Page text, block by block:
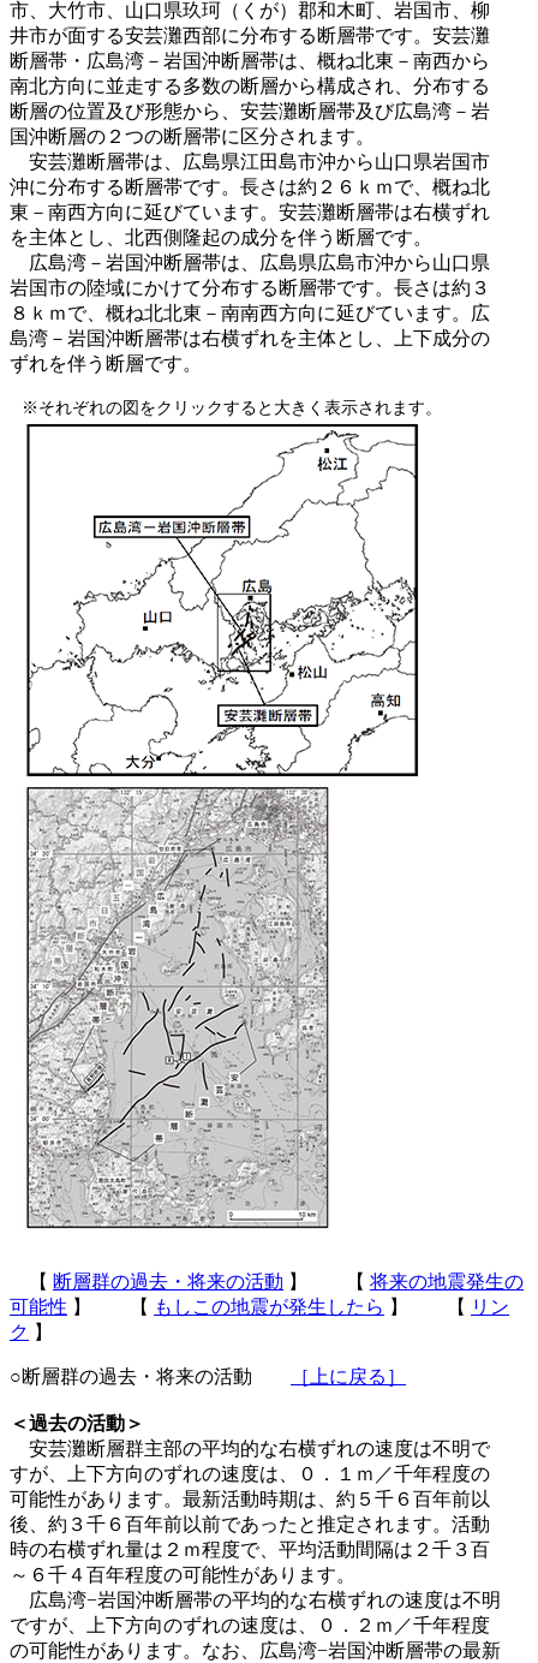
市、大竹市、山口県玖珂（くが）郡和木町、岩国市、柳
井市が面する安芸灘西部に分布する断層帯です。安芸灘
断層帯・広島湾－岩国沖断層帯は、概ね北東－南西から
南北方向に並走する多数の断層から構成され、分布する
断層の位置及び形態から、安芸灘断層帯及び広島湾－岩
国沖断層の２つの断層帯に区分されます。
安芸灘断層帯は、広島県江田島市沖から山口県岩国市
沖に分布する断層帯です。長さは約２６ｋｍで、概ね北
東－南西方向に延びています。安芸灘断層帯は右横ずれ
を主体とし、北西側隆起の成分を伴う断層です。
広島湾－岩国沖断層帯は、広島県広島市沖から山口県
岩国市の陸域にかけて分布する断層帯です。長さは約３
８ｋｍで、概ね北北東－南南西方向に延びています。広
島湾－岩国沖断層帯は右横ずれを主体とし、上下成分の
ずれを伴う断層です。
※それぞれの図をクリックすると大きく表示されます。
【 断層群の過去・将来の活動 】 【 将来の地震発生の
可能性 】 【 もしこの地震が発生したら 】 【 リン
ク 】
○断層群の過去・将来の活動 ［上に戻る］
＜過去の活動＞
安芸灘断層群主部の平均的な右横ずれの速度は不明で
すが、上下方向のずれの速度は、０．１ｍ／千年程度の
可能性があります。最新活動時期は、約５千６百年前以
後、約３千６百年前以前であったと推定されます。活動
時の右横ずれ量は２ｍ程度で、平均活動間隔は２千３百
～６千４百年程度の可能性があります。
広島湾−岩国沖断層帯の平均的な右横ずれの速度は不明
ですが、上下方向のずれの速度は、０．２ｍ／千年程度
の可能性があります。なお、広島湾−岩国沖断層帯の最新